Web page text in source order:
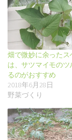
畑で微妙に余ったス
は、サツマイモのツ
るのがおすすめ
2018年6月28日
野菜づくり